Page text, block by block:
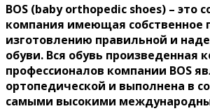
BOS (baby orthopedic shoes) – это
компания имеющая собственное
изготовлению правильной и
обуви. Вся обувь произведенная
профессионалов компании BOS
ортопедической и выполнена в
самыми высокими